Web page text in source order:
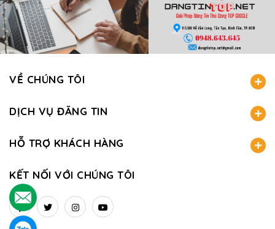
VỀ CHÚNG TÔI
DỊCH VỤ ĐĂNG TIN
HỖ TRỢ KHÁCH HÀNG
KẾT NỐI VỚI CHÚNG TÔI
.